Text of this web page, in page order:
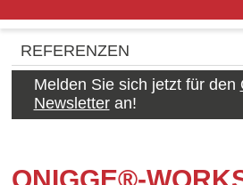
REFERENZEN
Melden Sie sich jetzt für den
Newsletteran!
QNIGGE®-